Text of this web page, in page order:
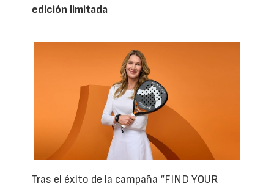
edición limitada
Tras el éxito de la campaña “FIND YOUR